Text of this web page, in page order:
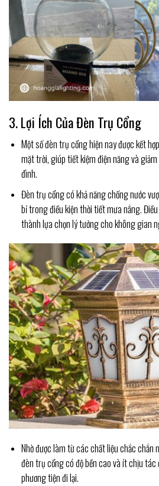
3. Lợi Ích Của Đèn Trụ Cổng
Một số đèn trụ cổng hiện nay được kết
mặt trời, giúp tiết kiệm điện năng và
đình.
Đèn trụ cổng có khả năng chống nước
bỉ trong điều kiện thời tiết mưa nắng.
thành lựa chọn lý tưởng cho không gian
Nhờ được làm từ các chất liệu chắc chắn
đèn trụ cổng có độ bền cao và ít chịu
phương tiện đi lại.